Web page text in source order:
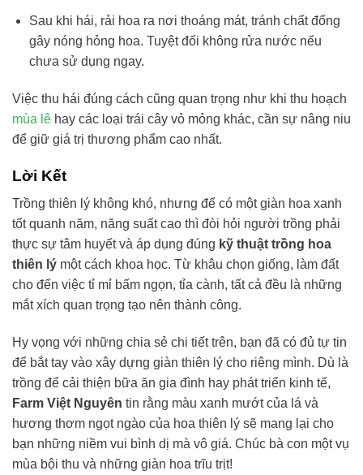
Sau khi hái, rải hoa ra nơi thoáng mát, tránh chất đống
gây nóng hỏng hoa. Tuyệt đối không rửa nước nếu
chưa sử dụng ngay.
Việc thu hái đúng cách cũng quan trọng như khi thu hoạch
mùa lê hay các loại trái cây vỏ mỏng khác, cần sự nâng niu
để giữ giá trị thương phẩm cao nhất.
Lời Kết
Trồng thiên lý không khó, nhưng để có một giàn hoa xanh
tốt quanh năm, năng suất cao thì đòi hỏi người trồng phải
thực sự tâm huyết và áp dụng đúng kỹ thuật trồng hoa
thiên lý một cách khoa học. Từ khâu chọn giống, làm đất
cho đến việc tỉ mỉ bấm ngọn, tỉa cành, tất cả đều là những
mắt xích quan trọng tạo nên thành công.
Hy vọng với những chia sẻ chi tiết trên, bạn đã có đủ tự tin
để bắt tay vào xây dựng giàn thiên lý cho riêng mình. Dù là
trồng để cải thiện bữa ăn gia đình hay phát triển kinh tế,
Farm Việt Nguyên tin rằng màu xanh mướt của lá và
hương thơm ngọt ngào của hoa thiên lý sẽ mang lại cho
bạn những niềm vui bình dị mà vô giá. Chúc bà con một vụ
mùa bội thu và những giàn hoa trĩu trịt!